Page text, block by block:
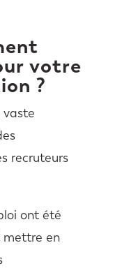
votre
?
vaste
recruteurs
ont été
mettre en